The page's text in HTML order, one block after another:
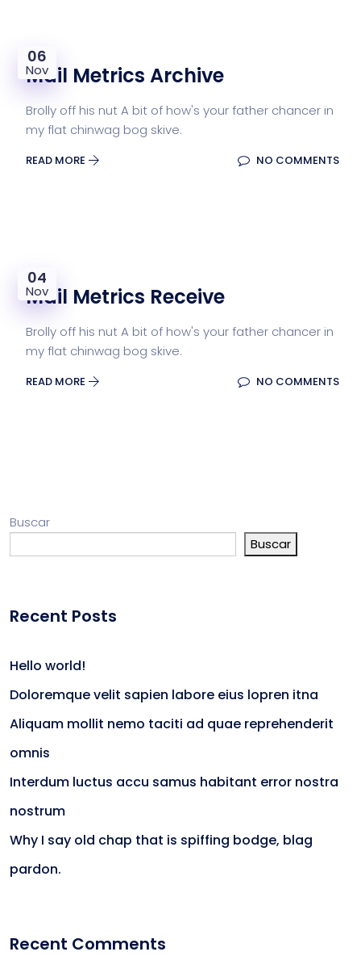
06
Nov
Mail Metrics Archive
Brolly off his nut A bit of how's your father chancer in
my flat chinwag bog skive.
READ MORE NO COMMENTS
04
Nov
Mail Metrics Receive
Brolly off his nut A bit of how's your father chancer in
my flat chinwag bog skive.
READ MORE NO COMMENTS
Buscar
Buscar
Recent Posts
Hello world!
Doloremque velit sapien labore eius lopren itna
Aliquam mollit nemo taciti ad quae reprehenderit
omnis
Interdum luctus accu samus habitant error nostra
nostrum
Why I say old chap that is spiffing bodge, blag
pardon.
Recent Comments